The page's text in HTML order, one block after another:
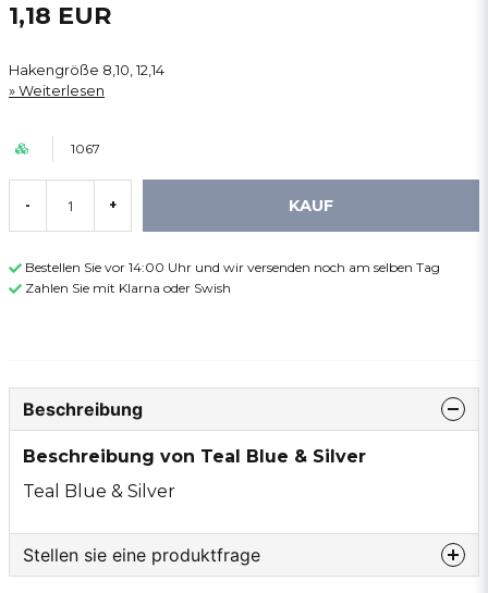
1,18 EUR
Hakengröße 8,10, 12,14
Weiterlesen
1067
- + KAUF
Bestellen Sie vor 14:00 Uhr und wir versenden noch am selben Tag
Zahlen Sie mit Klarna oder Swish
Beschreibung
Beschreibung von Teal Blue & Silver
Teal Blue & Silver
Stellen sie eine produktfrage